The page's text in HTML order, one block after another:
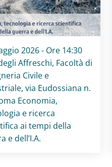
card:
2026 - Ore 14:30
Affreschi, Facoltà di
Civile e
via Eudossiana n.
Economia,
e ricerca
ai tempi della
e dell’I.A.